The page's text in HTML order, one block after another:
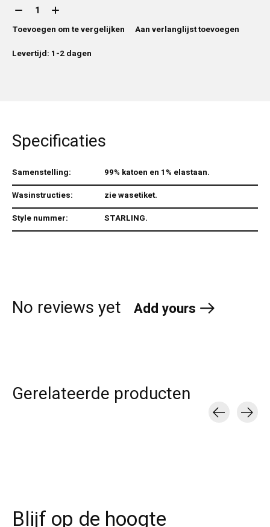
Aantal:
Toevoegen om te vergelijken
Aan verlanglijst toevoegen
Levertijd: 1-2 dagen
Specificaties
Samenstelling:
99% katoen en 1% elastaan.
Wasinstructies:
zie wasetiket.
Style nummer:
STARLING.
No reviews yet Add yours
Gerelateerde producten
Blijf op de hoogte